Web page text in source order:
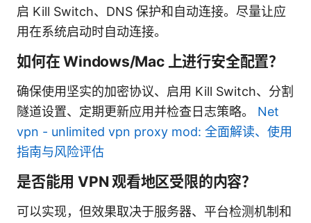
启 Kill Switch、DNS 保护和自动连接。尽量让应
用在系统启动时自动连接。
如何在 Windows/Mac 上进行安全配置？
确保使用坚实的加密协议、启用 Kill Switch、分割
隧道设置、定期更新应用并检查日志策略。 Net
vpn - unlimited vpn proxy mod: 全面解读、使用
指南与风险评估
是否能用 VPN 观看地区受限的内容？
可以实现，但效果取决于服务器、平台检测机制和